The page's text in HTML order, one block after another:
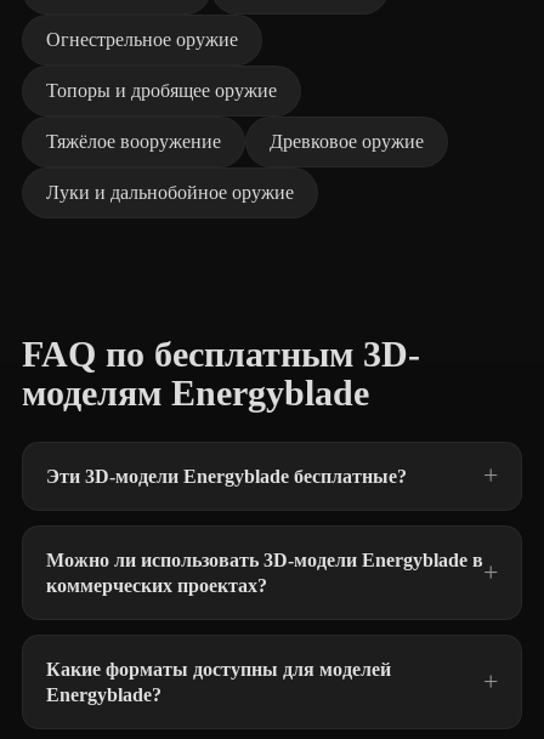
Огнестрельное оружие
Топоры и дробящее оружие
Тяжёлое вооружение Древковое оружие
Луки и дальнобойное оружие
FAQ по бесплатным 3D-
моделям Energyblade
Эти 3D-модели Energyblade бесплатные?
Можно ли использовать 3D-модели Energyblade в
коммерческих проектах?
Какие форматы доступны для моделей
Energyblade?